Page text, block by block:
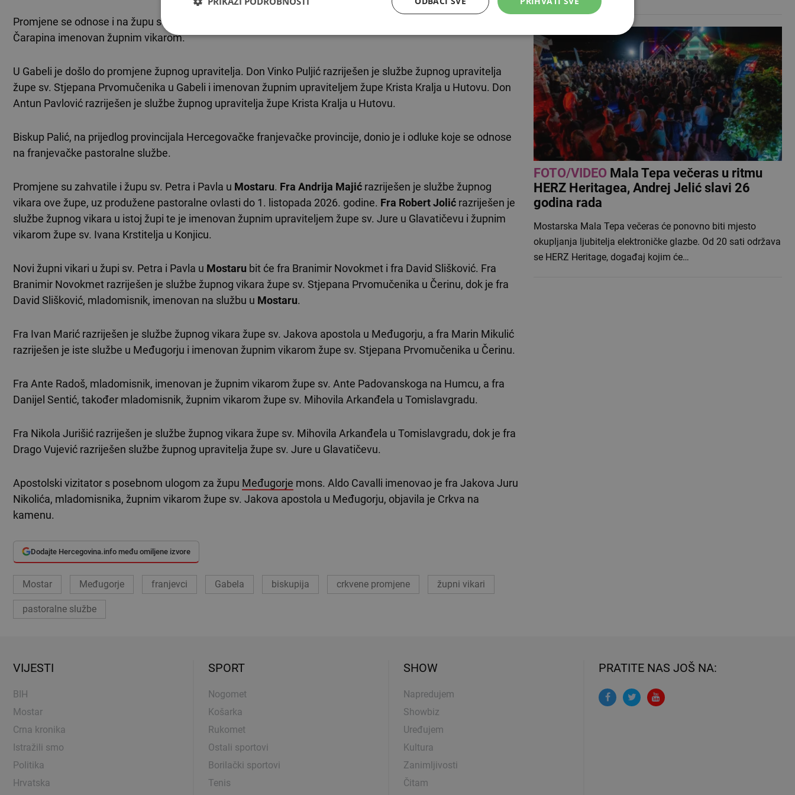
Promjene se odnose i na župu sv. Ivana apostola i evanđelista u
Čarapina imenovan župnim vikarom.
U Gabeli je došlo do promjene župnog upravitelja. Don Vinko Puljić razriješen je službe župnog upravitelja
župe sv. Stjepana Prvomučenika u Gabeli i imenovan župnim upraviteljem župe Krista Kralja u Hutovu. Don
Antun Pavlović razriješen je službe župnog upravitelja župe Krista Kralja u Hutovu.
Biskup Palić, na prijedlog provincijala Hercegovačke franjevačke provincije, donio je i odluke koje se odnose
na franjevačke pastoralne službe.
Promjene su zahvatile i župu sv. Petra i Pavla u Mostaru. Fra Andrija Majić razriješen je službe župnog
vikara ove župe, uz produžene pastoralne ovlasti do 1. listopada 2026. godine. Fra Robert Jolić razriješen je
službe župnog vikara u istoj župi te je imenovan župnim upraviteljem župe sv. Jure u Glavatičevu i župnim
vikarom župe sv. Ivana Krstitelja u Konjicu.
Novi župni vikari u župi sv. Petra i Pavla u Mostaru bit će fra Branimir Novokmet i fra David Slišković. Fra
Branimir Novokmet razriješen je službe župnog vikara župe sv. Stjepana Prvomučenika u Čerinu, dok je fra
David Slišković, mladomisnik, imenovan na službu u Mostaru.
Fra Ivan Marić razriješen je službe župnog vikara župe sv. Jakova apostola u Međugorju, a fra Marin Mikulić
razriješen je iste službe u Međugorju i imenovan župnim vikarom župe sv. Stjepana Prvomučenika u Čerinu.
Fra Ante Radoš, mladomisnik, imenovan je župnim vikarom župe sv. Ante Padovanskoga na Humcu, a fra
Danijel Sentić, također mladomisnik, župnim vikarom župe sv. Mihovila Arkanđela u Tomislavgradu.
Fra Nikola Jurišić razriješen je službe župnog vikara župe sv. Mihovila Arkanđela u Tomislavgradu, dok je fra
Drago Vujević razriješen službe župnog upravitelja župe sv. Jure u Glavatičevu.
Apostolski vizitator s posebnom ulogom za župu Međugorje mons. Aldo Cavalli imenovao je fra Jakova Juru
Nikolića, mladomisnika, župnim vikarom župe sv. Jakova apostola u Međugorju, objavila je Crkva na
kamenu.
Dodajte Hercegovina.info među omiljene izvore
Mostar Međugorje franjevci Gabela biskupija crkvene promjene župni vikari
pastoralne službe
FOTO/VIDEOMala Tepa večeras u ritmu
HERZ Heritagea, Andrej Jelić slavi 26
godina rada
Mostarska Mala Tepa večeras će ponovno biti mjesto
okupljanja ljubitelja elektroničke glazbe. Od 20 sati održava
se HERZ Heritage, događaj kojim će…
VIJESTI
BIH
Mostar
Crna kronika
Istražili smo
Politika
Hrvatska
SPORT
Nogomet
Košarka
Rukomet
Ostali sportovi
Borilački sportovi
Tenis
SHOW
Napredujem
Showbiz
Uređujem
Kultura
Zanimljivosti
Čitam
PRATITE NAS JOŠ NA: